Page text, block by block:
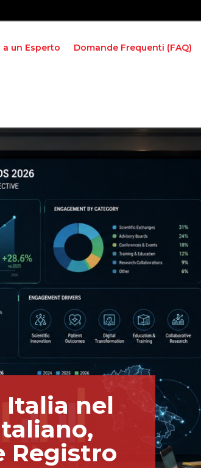
a un Esperto Domande Frequenti (FAQ)
Italia nel
Registro